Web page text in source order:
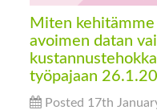
Miten
avoimen datan
työpajaan
Posted 17th